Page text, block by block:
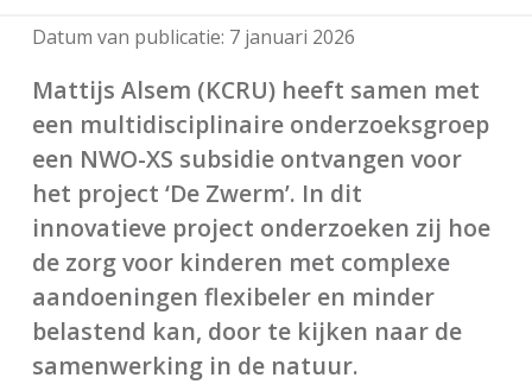
Datum van publicatie: 7 januari 2026
Mattijs Alsem (KCRU) heeft samen met
een multidisciplinaire onderzoeksgroep
een NWO-XS subsidie ontvangen voor
het project ‘De Zwerm’. In dit
innovatieve project onderzoeken zij hoe
de zorg voor kinderen met complexe
aandoeningen flexibeler en minder
belastend kan, door te kijken naar de
samenwerking in de natuur.